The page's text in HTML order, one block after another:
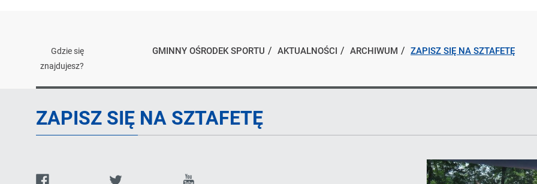
Gdzie się
znajdujesz?
GMINNY OŚRODEK SPORTU AKTUALNOŚCI ARCHIWUM ZAPISZ SIĘ NA SZTAFETĘ
ZAPISZ SIĘ NA SZTAFETĘ
dFacebook q o